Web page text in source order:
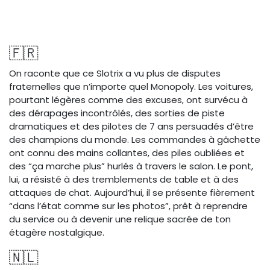
🇫🇷
On raconte que ce Slotrix a vu plus de disputes
fraternelles que n’importe quel Monopoly. Les voitures,
pourtant légères comme des excuses, ont survécu à
des dérapages incontrôlés, des sorties de piste
dramatiques et des pilotes de 7 ans persuadés d’être
des champions du monde. Les commandes à gâchette
ont connu des mains collantes, des piles oubliées et
des “ça marche plus” hurlés à travers le salon. Le pont,
lui, a résisté à des tremblements de table et à des
attaques de chat. Aujourd’hui, il se présente fièrement
“dans l’état comme sur les photos”, prêt à reprendre
du service ou à devenir une relique sacrée de ton
étagère nostalgique.
🇳🇱